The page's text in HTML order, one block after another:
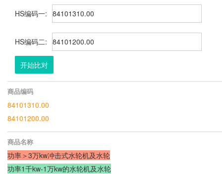
HS编码一:
HS编码二:
开始比对
商品编码
84101310.00
84101200.00
商品名称
功率＞3万kw冲击式水轮机及水轮
功率1千kw-1万kw的水轮机及水轮